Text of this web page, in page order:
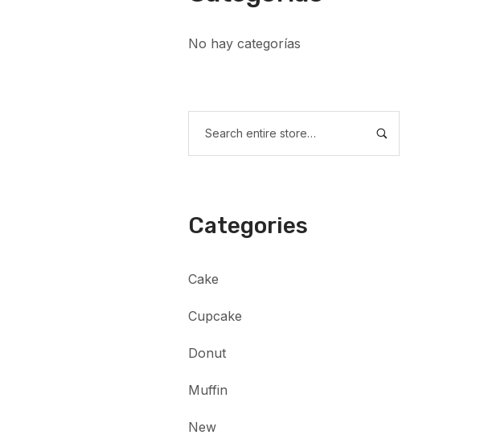
No hay categorías
Categories
Cake
Cupcake
Donut
Muffin
New